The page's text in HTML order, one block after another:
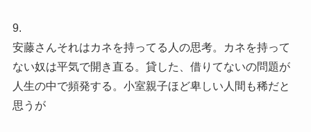
9.
安藤さんそれはカネを持ってる人の思考。カネを持って
ない奴は平気で開き直る。貸した、借りてないの問題が
人生の中で頻発する。小室親子ほど卑しい人間も稀だと
思うが